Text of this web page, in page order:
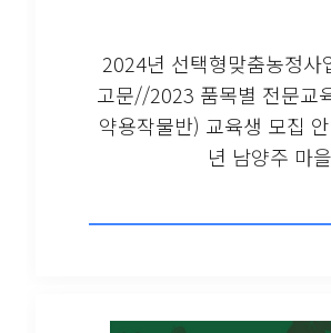
2024년 선택형맞춤농정사
고문//2023 품목별 전문교
약용작물반) 교육생 모집
년 남양주 마